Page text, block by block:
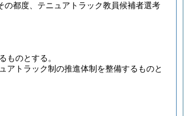
都度、テニュアトラック教員候補者選考
ものとする。
アトラック制の推進体制を整備するものと